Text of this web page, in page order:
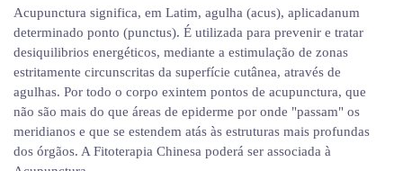
Acupunctura significa, em Latim, agulha (acus), aplicadanum
determinado ponto (punctus). É utilizada para prevenir e tratar
desiquilibrios energéticos, mediante a estimulação de zonas
estritamente circunscritas da superfície cutânea, através de
agulhas. Por todo o corpo exintem pontos de acupunctura, que
não são mais do que áreas de epiderme por onde "passam" os
meridianos e que se estendem atás às estruturas mais profundas
dos órgãos. A Fitoterapia Chinesa poderá ser associada à